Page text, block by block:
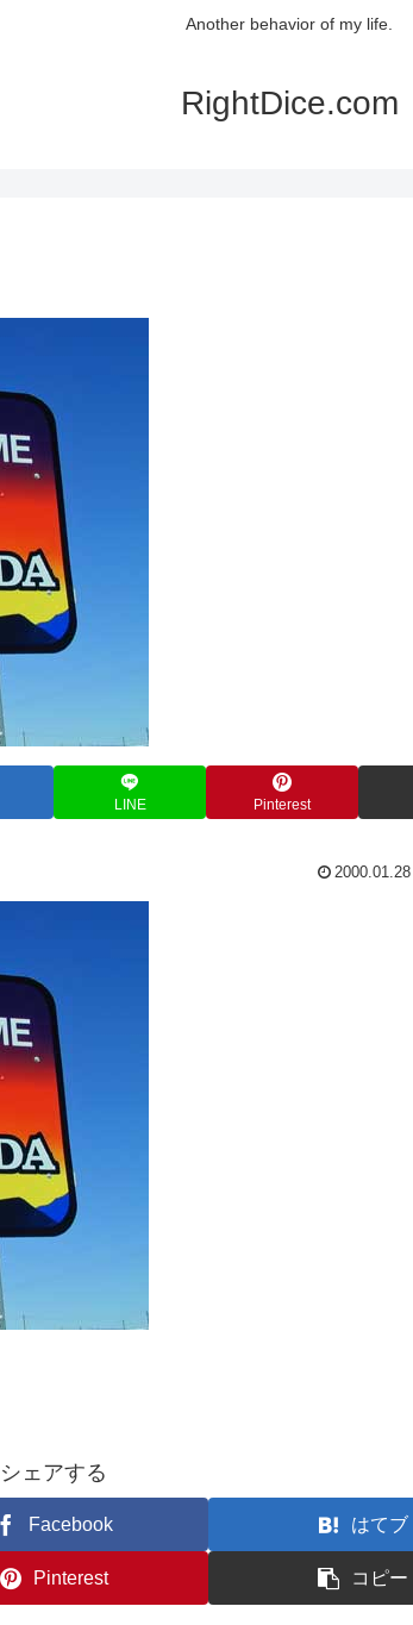
Another behavior of my life.
RightDice.com
LINE Pinterest
2000.01.28
シェアする
Facebook はてブ
Pinterest コピー